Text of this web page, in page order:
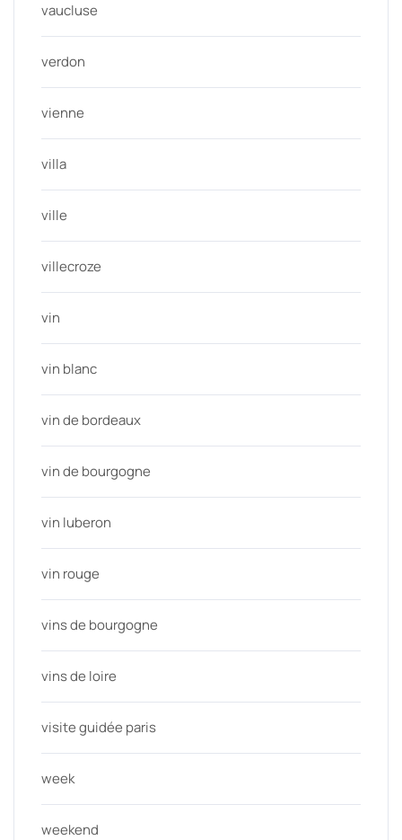
vaucluse
verdon
vienne
villa
ville
villecroze
vin
vin blanc
vin de bordeaux
vin de bourgogne
vin luberon
vin rouge
vins de bourgogne
vins de loire
visite guidée paris
week
weekend